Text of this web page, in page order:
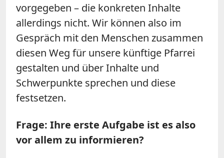
vorgegeben – die konkreten Inhalte
allerdings nicht. Wir können also im
Gespräch mit den Menschen zusammen
diesen Weg für unsere künftige Pfarrei
gestalten und über Inhalte und
Schwerpunkte sprechen und diese
festsetzen.
Frage: Ihre erste Aufgabe ist es also
vor allem zu informieren?